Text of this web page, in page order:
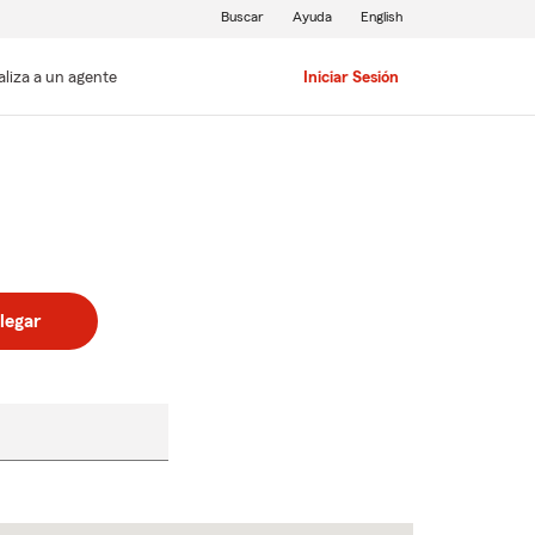
a un agente Iniciar Sesión
Buscar Ayuda English